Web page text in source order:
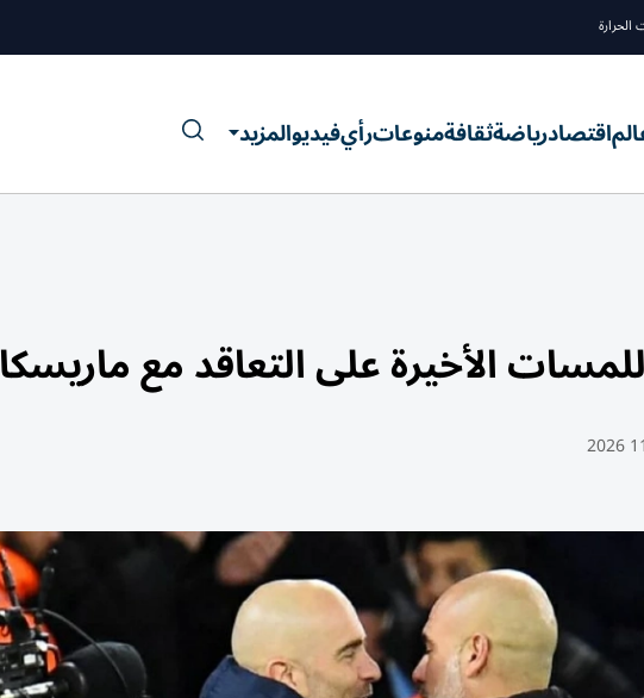
الحرارة
اقتصادرياضةثقافةمنوعاترأيفيديوالمزيد
الأخيرة على التعاقد مع ماريسكا